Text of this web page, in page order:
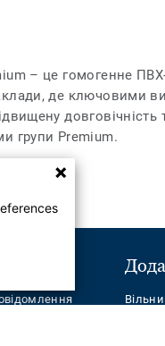
– це гомогенне
де ключовими
групи Premium.